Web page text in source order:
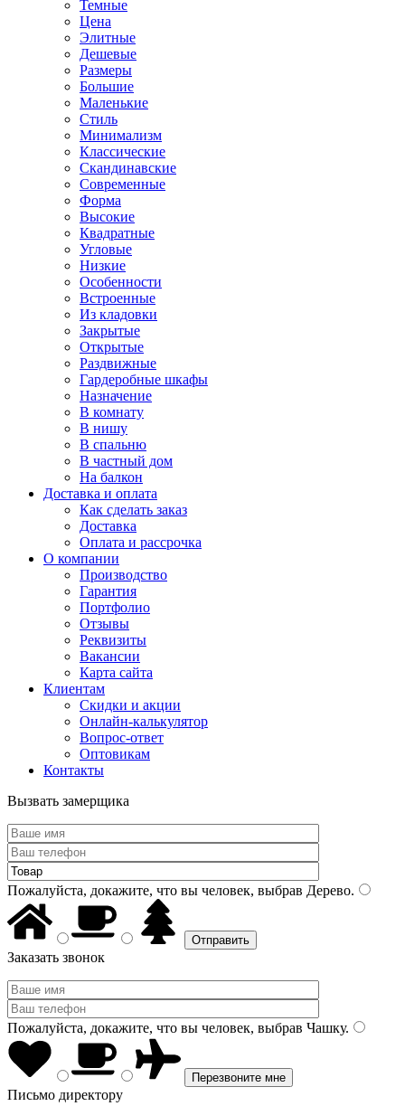
Темные
Цена
Элитные
Дешевые
Размеры
Большие
Маленькие
Стиль
Минимализм
Классические
Скандинавские
Современные
Форма
Высокие
Квадратные
Угловые
Низкие
Особенности
Встроенные
Из кладовки
Закрытые
Открытые
Раздвижные
Гардеробные шкафы
Назначение
В комнату
В нишу
В спальню
В частный дом
На балкон
Доставка и оплата
Как сделать заказ
Доставка
Оплата и рассрочка
О компании
Производство
Гарантия
Портфолио
Отзывы
Реквизиты
Вакансии
Карта сайта
Клиентам
Скидки и акции
Онлайн-калькулятор
Вопрос-ответ
Оптовикам
Контакты
Вызвать замерщика
Пожалуйста, докажите, что вы человек, выбрав Дерево.
Заказать звонок
Пожалуйста, докажите, что вы человек, выбрав Чашку.
Письмо директору